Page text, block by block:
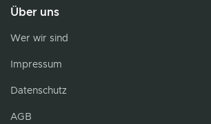
Über uns
Wer wir sind
Impressum
Datenschutz
AGB